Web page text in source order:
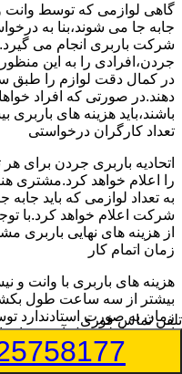
گاهی لوازمی که توسط وانت
جابه جا می شوند،بنا به
شرکت باربری انجام می
جردن،افرادی را به این
در کمال دقت لوازم را طبق
دهند.در صورتی که افراد
باشند،باید هزینه های
تعداد کارگران درخواستی
اتحادیه باربری جردن برای
را اعلام خواهد کرد.مشتری
به تعداد لوازمی که باید جابه
شرکت اعلام خواهد کرد.با
از هزینه های نهایی
زمان اتمام کار
هزینه های باربری با وانت و
بیشتر از سه ساعت طول
زمان به صورت استادندارد
است.عواملی مثل آب
زیاد لوازم ممکن است باعث
شوند که افزایش هزینه های
تلفن تماس فوری